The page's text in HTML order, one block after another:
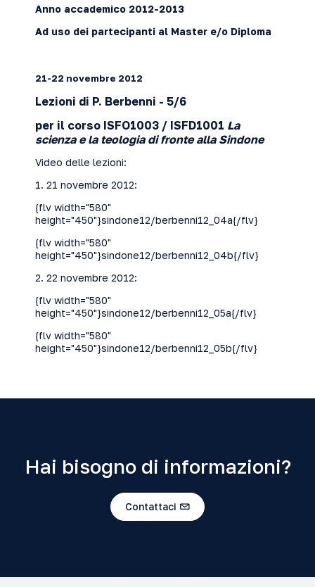
Anno accademico 2012-2013
Ad uso dei partecipanti al Master e/o Diploma
21-22 novembre 2012
Lezioni di P. Berbenni - 5/6
per il corso ISFO1003 / ISFD1001 La
scienza e la teologia di fronte alla Sindone
Video delle lezioni:
1. 21 novembre 2012:
{flv width="580"
height="450"}sindone12/berbenni12_04a{/flv}
{flv width="580"
height="450"}sindone12/berbenni12_04b{/flv}
2. 22 novembre 2012:
{flv width="580"
height="450"}sindone12/berbenni12_05a{/flv}
{flv width="580"
height="450"}sindone12/berbenni12_05b{/flv}
Hai bisogno di informazioni?
Contattaci